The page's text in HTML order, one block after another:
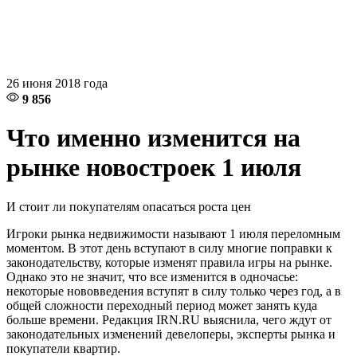
26 июня 2018 года
9 856
Что именно изменится на
рынке новостроек 1 июля
И стоит ли покупателям опасаться роста цен
Игроки рынка недвижимости называют 1 июля переломным
моментом. В этот день вступают в силу многие поправки к
законодательству, которые изменят правила игры на рынке.
Однако это не значит, что все изменится в одночасье:
некоторые нововведения вступят в силу только через год, а в
общей сложности переходный период может занять куда
больше времени. Редакция IRN.RU выяснила, чего ждут от
законодательных изменений девелоперы, эксперты рынка и
покупатели квартир.